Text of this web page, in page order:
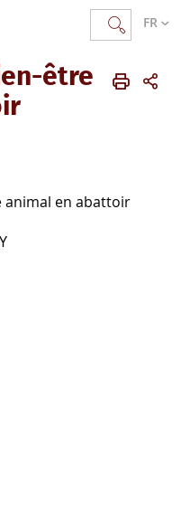
FR
publiésêtre
animal en abattoir